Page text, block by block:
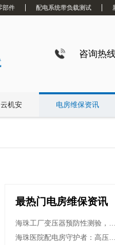
部件 配电系统带负载测试
咨询热
机安 电房维保资讯
最热门电房维保资讯